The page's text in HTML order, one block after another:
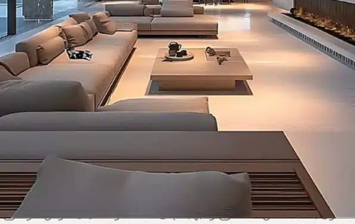
نشاط ومناسبة – متطلبات مختلفة وحالة مزاجية فريدة. هنا يكمن التحدي
والجمال في “فن إضاءة غرفة المعيشة”. إنها الغرفة الأكثر تعقيدًا وتطلبًا
من حيث الإضاءة، لأنها تحتاج إلى أن تكون كل شيء للجميع في كل
الأوقات.
في العديد من المنازل، حتى في أرقى الشقق والفيلات في الجيزة
والقاهرة، يتم ارتكاب خطأ أساسي: الاعتماد على مصدر إضاءة مركزي
واحد وقاسٍ. هذا النهج يخلق إضاءة مسطحة ومملة، تملأ الغرفة بضوء
متساوٍ يفتقر إلى الدفء والعمق والشخصية، ويسبب وهجًا مزعجًا على
شاشة التلفزيون. الإضاءة الحديثة لغرفة المعيشة هي نقيض ذلك تمامًا.
إنها تدور حول خلق نظام بيئي ضوئي مرن ومتعدد الطبقات، نظام يمكنه
التحول بسلاسة من السطوع والبهجة إلى الدفء والحميمية، ومن الوضوح